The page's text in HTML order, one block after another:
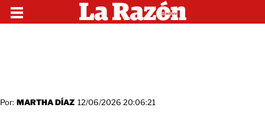
Por: MARTHA DÍAZ 12/06/2026 20:06:21